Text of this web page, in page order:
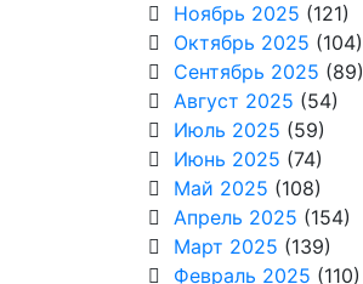
Ноябрь 2025 (121)
Октябрь 2025 (104)
Сентябрь 2025 (89)
Август 2025 (54)
Июль 2025 (59)
Июнь 2025 (74)
Май 2025 (108)
Апрель 2025 (154)
Март 2025 (139)
Февраль 2025 (110)